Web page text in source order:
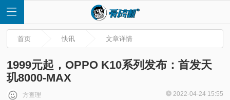
首
首页 快讯 文章详情
1999元起，OPPO K10系列发布：首发天
玑8000-MAX
方查理 2022-04-24 15:55